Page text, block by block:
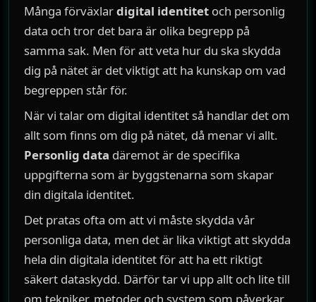
Många förväxlardigital identitet och personlig
data och tror det bara är olika begrepp på
samma sak. Men för att veta hur du ska skydda
dig på nätet är det viktigt att ha kunskap om vad
begreppen står för.
När vi talar om digital identitet så handlar det om
allt som finns om dig på nätet, då menar vi allt.
Personlig data däremot är de specifika
uppgifterna som är byggstenarna som skapar
din digitala identitet.
Det pratas ofta om att vi måste skydda vår
personliga data, men det är lika viktigt att skydda
hela din digitala identitet för att ha ett riktigt
säkert dataskydd. Därför tar vi upp allt och lite till
om tekniker, metoder och system som påverkar